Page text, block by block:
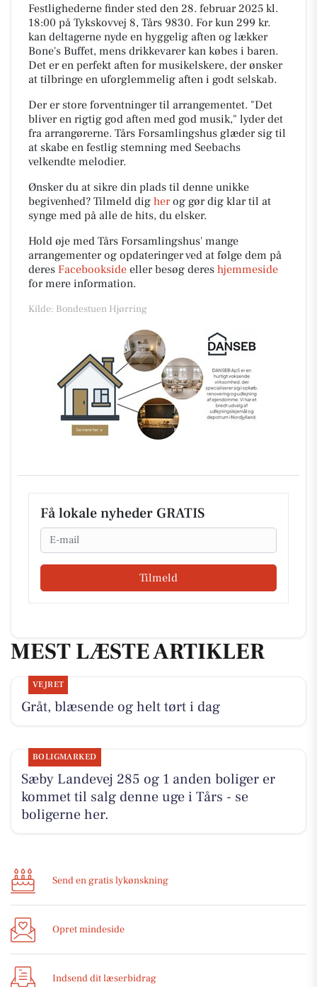
Festlighederne finder sted den 28. februar 2025 kl.
18:00 på Tykskovvej 8, Tårs 9830. For kun 299 kr.
kan deltagerne nyde en hyggelig aften og lækker
Bone's Buffet, mens drikkevarer kan købes i baren.
Det er en perfekt aften for musikelskere, der ønsker
at tilbringe en uforglemmelig aften i godt selskab.
Der er store forventninger til arrangementet. "Det
bliver en rigtig god aften med god musik," lyder det
fra arrangørerne. Tårs Forsamlingshus glæder sig til
at skabe en festlig stemning med Seebachs
velkendte melodier.
Ønsker du at sikre din plads til denne unikke
begivenhed? Tilmeld dig herog gør dig klar til at
synge med på alle de hits, du elsker.
Hold øje med Tårs Forsamlingshus' mange
arrangementer og opdateringer ved at følge dem på
deres Facebookside eller besøg deres hjemmeside
for mere information.
Kilde: Bondestuen Hjørring
Få lokale nyheder GRATIS
Email
Tilmeld
MEST LÆSTE ARTIKLER
VEJRET
Gråt, blæsende og helt tørt i dag
BOLIGMARKED
Sæby Landevej 285 og 1 anden boliger er
kommet til salg denne uge i Tårs - se
boligerne her.
Send en gratis lykønskning
Opret mindeside
Indsend dit læserbidrag